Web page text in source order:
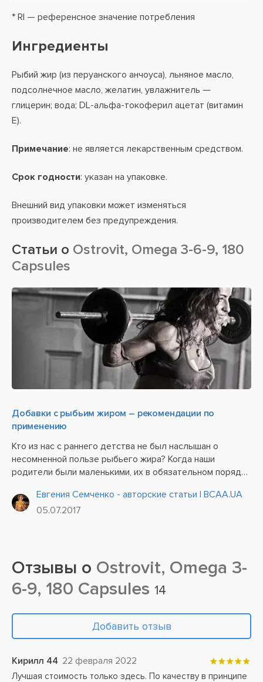
* RI — референсное значение потребления
Ингредиенты
Рыбий жир (из перуанского анчоуса), льняное масло,
подсолнечное масло, желатин, увлажнитель —
глицерин; вода; DL-альфа-токоферил ацетат (витамин
E).
Примечание: не является лекарственным средством.
Срок годности: указан на упаковке.
Внешний вид упаковки может изменяться
производителем без предупреждения.
Статьи о Ostrovit, Omega 3-6-9, 180
Capsules
Добавки с рыбьим жиром – рекомендации по
применению
Кто из нас с раннего детства не был наслышан о
несомненной пользе рыбьего жира? Когда наши
родители были маленькими, их в обязательном порядке
и запах. К счастью для нас, сегодня нам нет нужды
зажмуриваться и...
Евгения Семченко - авторские статьи | BCAA.UA
05.07.2017
Отзывы о Ostrovit, Omega 3-
6-9, 180 Capsules 14
Добавить отзыв
Кирилл 44 22 февраля 2022
Лучшая стоимость только здесь. По качеству в принципе